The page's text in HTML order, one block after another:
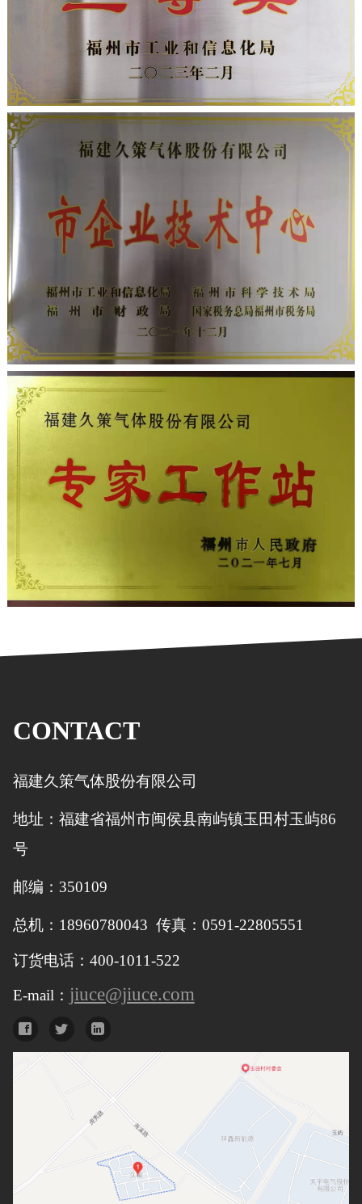
CONTACT
福建久策气体股份有限公司
地址：福建省福州市闽侯县南屿镇玉田村玉屿86
号
邮编：350109
总机：18960780043 传真：0591-22805551
订货电话：400-1011-522
E-mail： jiuce@jiuce.com